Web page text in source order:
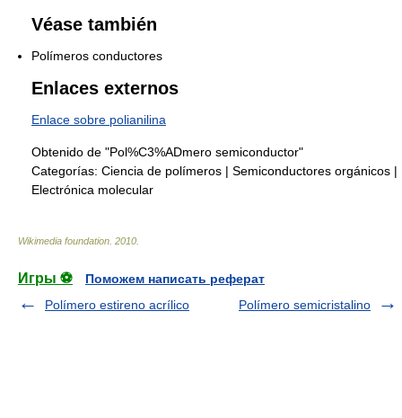
Véase también
Polímeros conductores
Enlaces externos
Enlace sobre polianilina
Obtenido de "Pol%C3%ADmero semiconductor"
Categorías: Ciencia de polímeros | Semiconductores orgánicos |
Electrónica molecular
Wikimedia foundation 2010
Игры ⚽
Поможем написать реферат
Polímero estireno acrílico
Polímero semicristalino